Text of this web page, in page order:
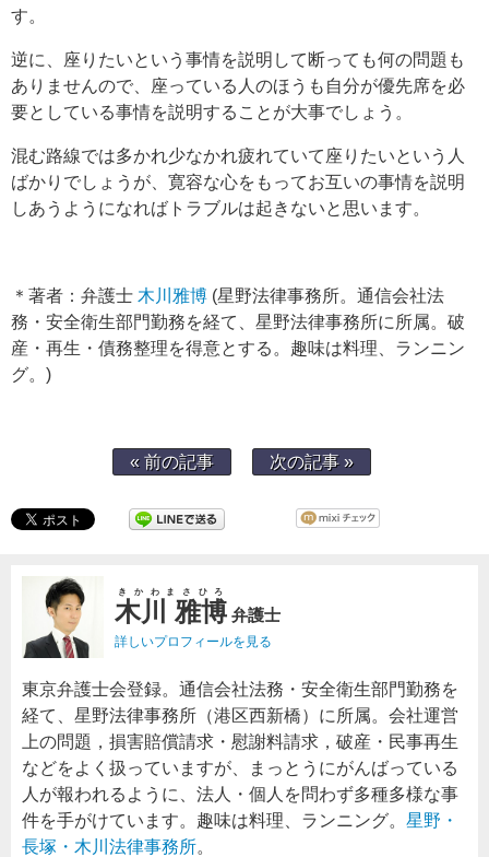
す。
逆に、座りたいという事情を説明して断っても何の問題も
ありませんので、座っている人のほうも自分が優先席を必
要としている事情を説明することが大事でしょう。
混む路線では多かれ少なかれ疲れていて座りたいという人
ばかりでしょうが、寛容な心をもってお互いの事情を説明
しあうようになればトラブルは起きないと思います。
＊著者：弁護士 木川雅博 (星野法律事務所。通信会社法
務・安全衛生部門勤務を経て、星野法律事務所に所属。破
産・再生・債務整理を得意とする。趣味は料理、ランニン
グ。)
« 前の記事 次の記事 »
木川 雅博
きかわまさひろ
弁護士
詳しいプロフィールを見る
東京弁護士会登録。通信会社法務・安全衛生部門勤務を
経て、星野法律事務所（港区西新橋）に所属。会社運営
上の問題，損害賠償請求・慰謝料請求，破産・民事再生
などをよく扱っていますが、まっとうにがんばっている
人が報われるように、法人・個人を問わず多種多様な事
件を手がけています。趣味は料理、ランニング。 星野・
長塚・木川法律事務所。